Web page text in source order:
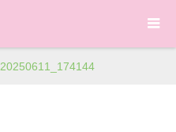
20250611_174144